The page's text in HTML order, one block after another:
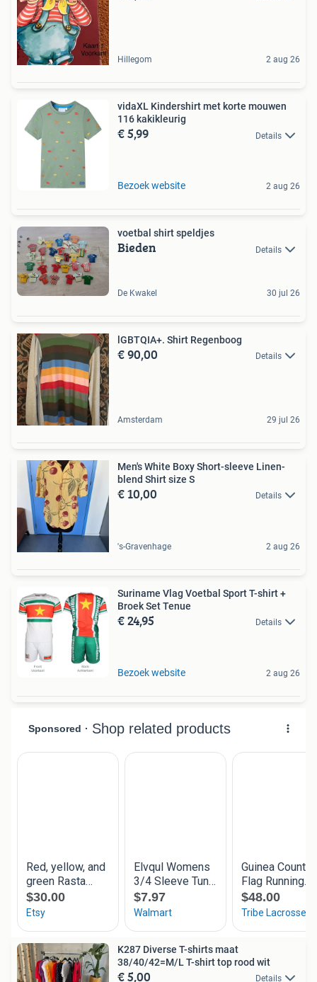
Hillegom 2 aug 26
vidaXL Kindershirt met korte mouwen
116 kakikleurig
€ 5,99 Details
Bezoek website 2 aug 26
voetbal shirt speldjes
Bieden Details
De Kwakel 30 jul 26
lGBTQIA+. Shirt Regenboog
€ 90,00 Details
Amsterdam 29 jul 26
Men's White Boxy Short-sleeve Linen-
blend Shirt size S
€ 10,00 Details
's-Gravenhage 2 aug 26
Suriname Vlag Voetbal Sport T-shirt +
Broek Set Tenue
€ 24,95 Details
Bezoek website 2 aug 26
K287 Diverse T-shirts maat
38/40/42=M/L T-shirt top rood wit
€ 5,00 Details